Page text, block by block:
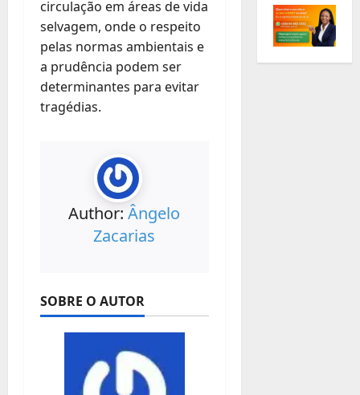
circulação em áreas de vida
selvagem, onde o respeito
pelas normas ambientais e
a prudência podem ser
determinantes para evitar
tragédias.
Author: Ângelo
Zacarias
SOBRE O AUTOR